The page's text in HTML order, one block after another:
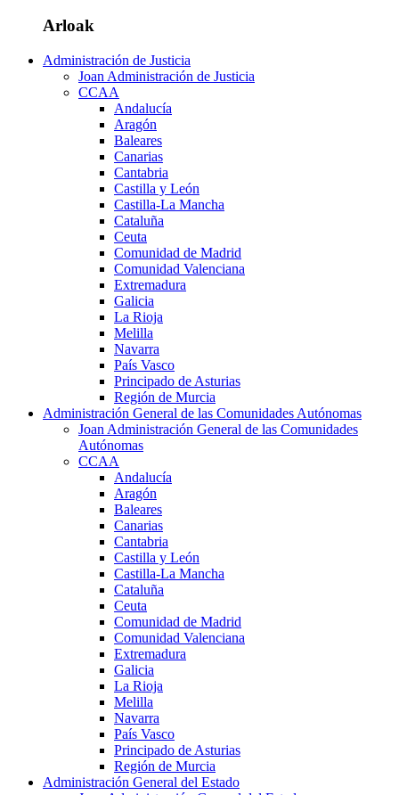
Arloak
Administración de Justicia
Joan Administración de Justicia
CCAA
Andalucía
Aragón
Baleares
Canarias
Cantabria
Castilla y León
Castilla-La Mancha
Cataluña
Ceuta
Comunidad de Madrid
Comunidad Valenciana
Extremadura
Galicia
La Rioja
Melilla
Navarra
País Vasco
Principado de Asturias
Región de Murcia
Administración General de las Comunidades Autónomas
Joan Administración General de las Comunidades
Autónomas
CCAA
Andalucía
Aragón
Baleares
Canarias
Cantabria
Castilla y León
Castilla-La Mancha
Cataluña
Ceuta
Comunidad de Madrid
Comunidad Valenciana
Extremadura
Galicia
La Rioja
Melilla
Navarra
País Vasco
Principado de Asturias
Región de Murcia
Administración General del Estado